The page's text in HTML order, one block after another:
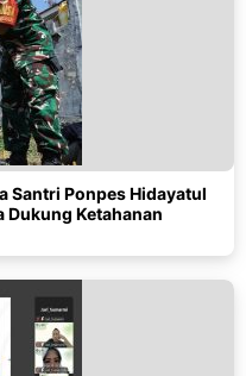
Santri Ponpes Hidayatul
Dukung Ketahanan